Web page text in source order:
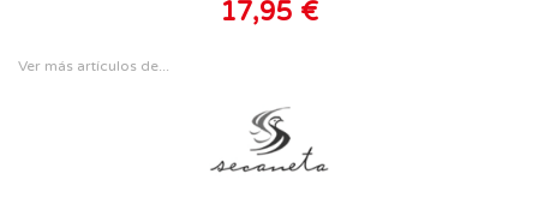
17,95 €
Ver más artículos de...